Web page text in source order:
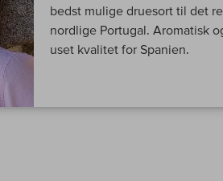
bedst mulige druesort til det
nordlige Portugal. Aromatisk
uset kvalitet for Spanien.